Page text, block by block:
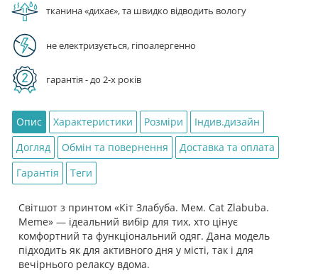
кількість
тканина «дихає», та швидко відводить вологу
не електризується, гіпоалергенно
гарантія - до 2-х років
Опис Характеристики Розміри
Індив.дизайн
Догляд
Обмін та повернення
Доставка та оплата
Гарантія
Теги
Світшот з принтом «Кіт Злабуба. Мем. Cat Zlabuba.
Meme» — ідеальний вибір для тих, хто цінує
комфортний та функціональний одяг. Дана модель
підходить як для активного дня у місті, так і для
вечірнього релаксу вдома.